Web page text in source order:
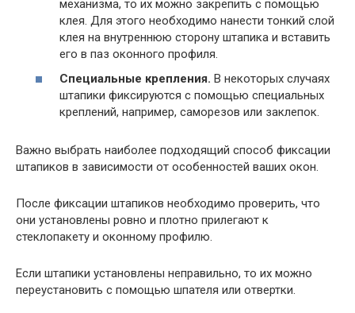
механизма, то их можно закрепить с помощью
клея. Для этого необходимо нанести тонкий слой
клея на внутреннюю сторону штапика и вставить
его в паз оконного профиля.
Специальные крепления. В некоторых случаях
штапики фиксируются с помощью специальных
креплений, например, саморезов или заклепок.
Важно выбрать наиболее подходящий способ фиксации
штапиков в зависимости от особенностей ваших окон.
После фиксации штапиков необходимо проверить, что
они установлены ровно и плотно прилегают к
стеклопакету и оконному профилю.
Если штапики установлены неправильно, то их можно
переустановить с помощью шпателя или отвертки.